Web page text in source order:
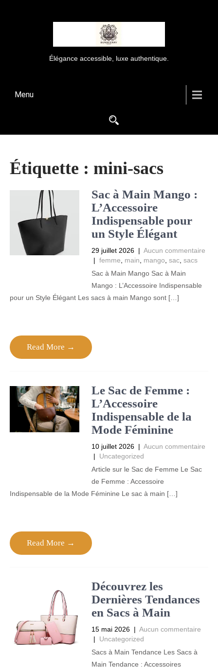
Élégance accessible, luxe authentique.
Menu
Étiquette : mini-sacs
Sac à Main Mango :
L’Accessoire
Indispensable pour
un Style Élégant
29 juillet 2026 | Aucun commentaire
| femme main mango sac, sacs
Sac à Main Mango Sac à Main
Mango : L’Accessoire Indispensable
pour un Style Élégant Les sacs à main Mango sont […]
Read More →
Le Sac de Femme :
L’Accessoire
Indispensable de la
Mode Féminine
10 juillet 2026 | Aucun commentaire
| Uncategorized
Article sur le Sac de Femme Le Sac
de Femme : Accessoire
Indispensable de la Mode Féminine Le sac à main […]
Read More →
Découvrez les
Dernières Tendances
en Sacs à Main
15 mai 2026 | Aucun commentaire
| Uncategorized
Sacs à Main Tendance Les Sacs à
Main Tendance : Accessoires